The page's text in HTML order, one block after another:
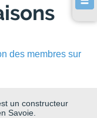
des membres sur
un constructeur
Savoie.